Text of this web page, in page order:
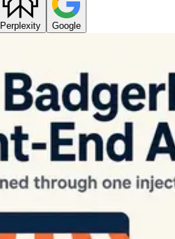
Perplexity Google